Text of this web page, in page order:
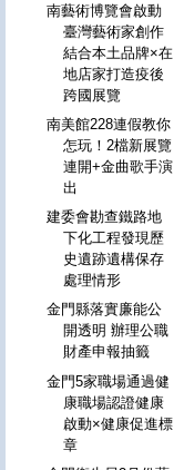
南藝術博覽會啟動
臺灣藝術家創作
結合本土品牌×在
地店家打造疫後
跨國展覽
南美館228連假教你
怎玩！2檔新展覽
連開+金曲歌手演
出
建委會勘查鐵路地
下化工程發現歷
史遺跡遺構保存
處理情形
金門縣落實廉能公
開透明 辦理公職
財產申報抽籤
金門5家職場通過健
康職場認證健康
啟動×健康促進標
章